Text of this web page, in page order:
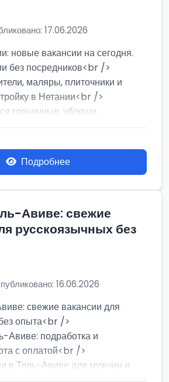
17.06.2026
новые вакансии на сегодня.
без посредников<br />
маляры, плиточники и
в Нетании<br />
горничные, уборщи...
Подробнее
Авиве: свежие
русскоязычных без
16.06.2026
свежие вакансии для
опыта<br />
Авиве: подработка и
с оплатой<br />
в Тель-Авиве для мужчин и